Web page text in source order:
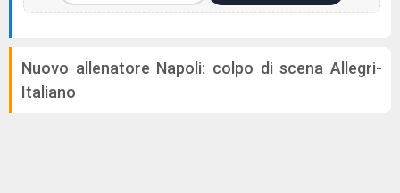
Nuovo allenatore Napoli: colpo di scena Allegri-
Italiano